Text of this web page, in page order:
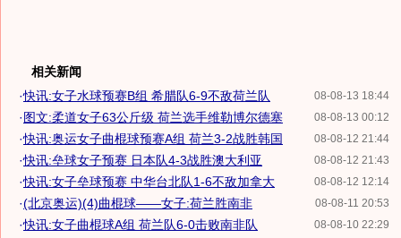
相关新闻
08-08-13 18:44
·快讯:女子水球预赛B组 希腊队6-9不敌荷兰队
08-08-13 00:12
·图文:柔道女子63公斤级 荷兰选手维勒博尔德塞
08-08-12 21:44
·快讯:奥运女子曲棍球预赛A组 荷兰3-2战胜韩国
08-08-12 21:43
·快讯:垒球女子预赛 日本队4-3战胜澳大利亚
08-08-12 12:14
·快讯:女子垒球预赛 中华台北队1-6不敌加拿大
08-08-11 20:53
·(北京奥运)(4)曲棍球——女子:荷兰胜南非
08-08-10 22:29
·快讯:女子曲棍球A组 荷兰队6-0击败南非队